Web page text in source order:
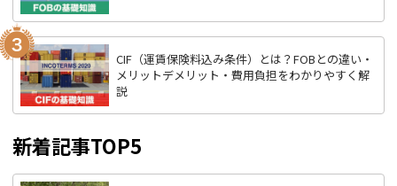
CIF（運賃保険料込み条件）とは？FOBとの違い・
メリットデメリット・費用負担をわかりやすく解
説
新着記事TOP5